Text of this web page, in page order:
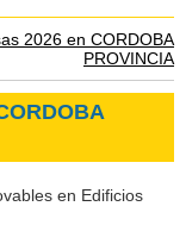
2026 en CORDOBA
PROVINCIA
en Edificios